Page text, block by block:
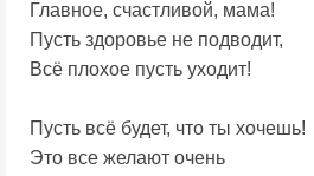
Главное, счастливой, мама!
Пусть здоровье не подводит,
Всё плохое пусть уходит!
Пусть всё будет, что ты хочешь!
Это все желают очень